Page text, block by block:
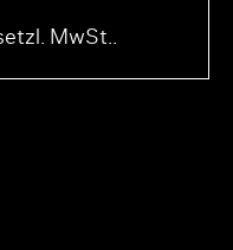
MwSt..